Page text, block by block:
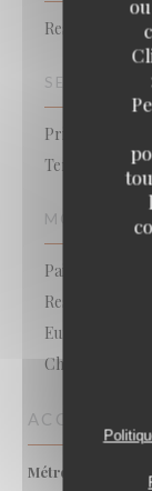
Restaurant
SERVICES
Privatisation,
Terrasse, Wifi
MOYENS
Paiement
Restaurant,
Eurocard/
Chèques,
ACCÈS
Métro